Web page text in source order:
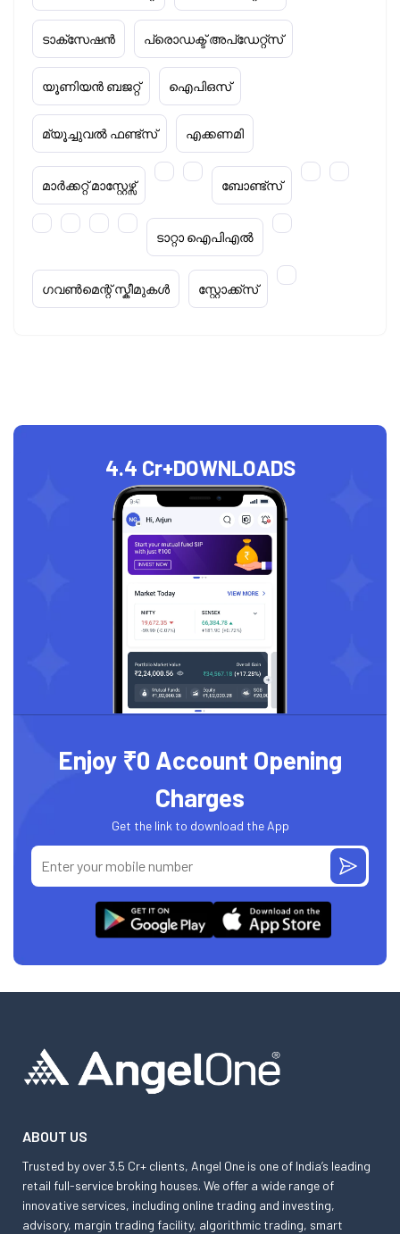
ടാക്‌സേഷൻ പ്രൊഡക്ട് അപ്‌ഡേറ്റ്സ്
യൂണിയൻ ബജറ്റ് ഐപിഒസ്
മ്യൂച്ചുവൽ ഫണ്ട്സ് എക്കണമി
മാർക്കറ്റ് മാസ്റ്റേഴ്സ് ബോണ്ട്സ്
ടാറ്റാ ഐപിഎൽ
ഗവൺമെന്റ് സ്കീമുകൾ സ്റ്റോക്ക്‌സ്
4.4 Cr+DOWNLOADS
Enjoy ₹0 Account Opening
Charges
Get the link to download the App
ABOUT US
Trusted by over 3.5 Cr+ clients, Angel One is one of India’s leading
retail full-service broking houses. We offer a wide range of
innovative services, including online trading and investing,
advisory, margin trading facility, algorithmic trading, smart